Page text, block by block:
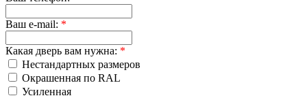
Ваш e-mail: *
Какая дверь вам нужна: *
Нестандартных размеров
Окрашенная по RAL
Усиленная